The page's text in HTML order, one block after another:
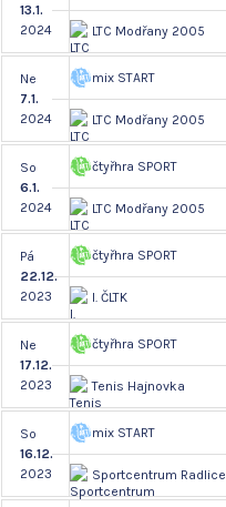
13.1.
2024
LTC Modřany 2005
Ne
7.1.
2024
mix START
LTC Modřany 2005
So
6.1.
2024
čtyřhra SPORT
LTC Modřany 2005
Pá
22.12.
2023
čtyřhra SPORT
I. ČLTK
Ne
17.12.
2023
čtyřhra SPORT
Tenis Hajnovka
So
16.12.
2023
mix START
Sportcentrum Radlice